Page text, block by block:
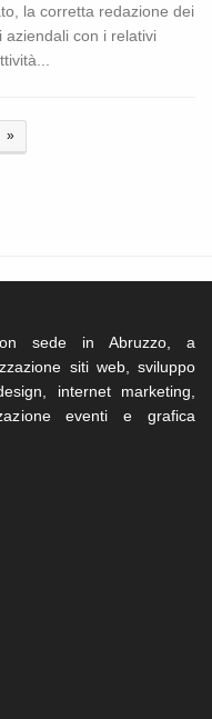
la corretta redazione dei
aziendali con i relativi
»
sede in Abruzzo, a
siti web, sviluppo
internet marketing,
eventi e grafica